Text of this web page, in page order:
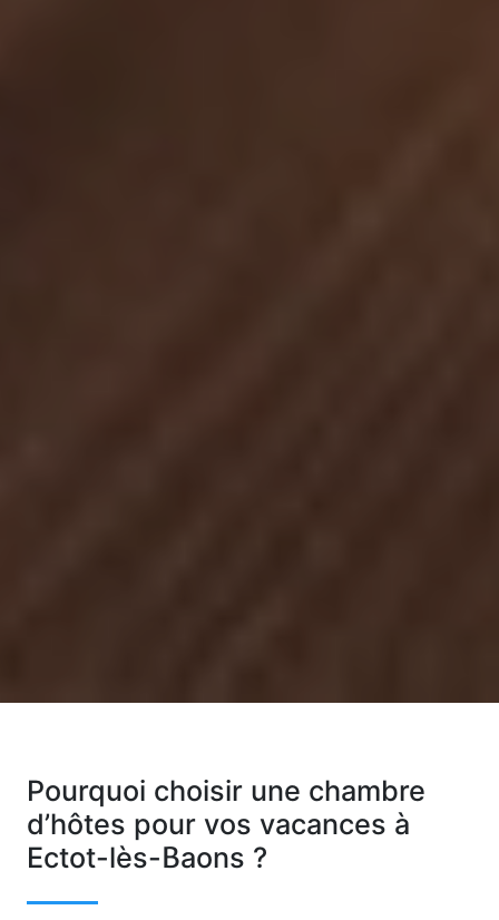
Pourquoi choisir une chambre
d’hôtes pour vos vacances à
Ectot-lès-Baons ?